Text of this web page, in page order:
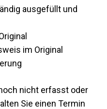
ausgefüllt und
im Original
nicht erfasst oder
Sie einen Termin